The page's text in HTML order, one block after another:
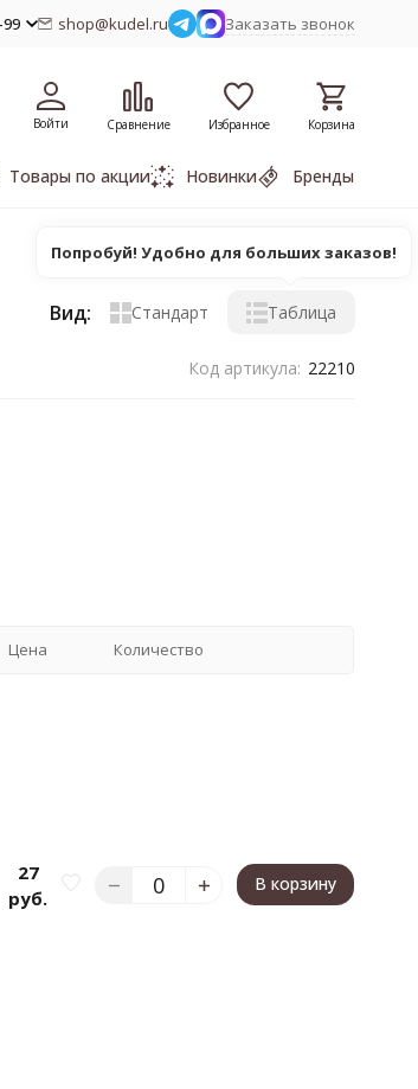
shop@kudel.ru Заказать звонок
Войти Сравнение Избранное Корзина
Товары по акции Новинки Бренды
Вид: Стандарт Таблица
Код артикула: 22210
Цена Количество
27
руб.
В корзину
Попробуй! Удобно для больших заказов!